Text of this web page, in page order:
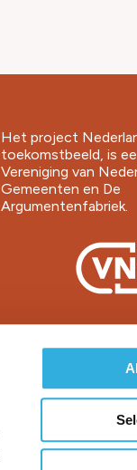
Het project
toekomstbeeld, is
Vereniging van
Gemeenten en De
Argumentenfabriek.